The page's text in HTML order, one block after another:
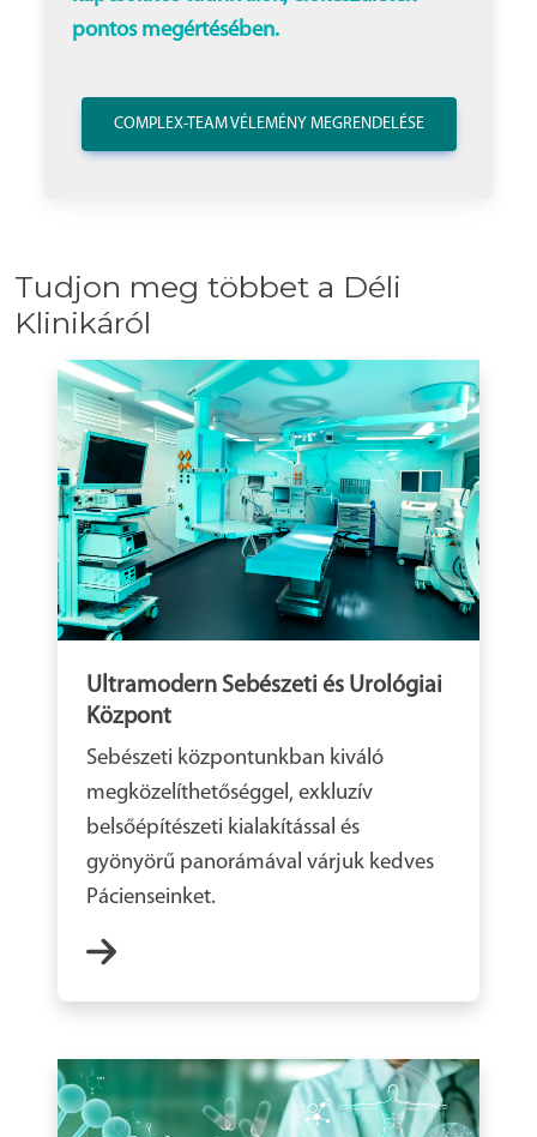
pontos megértésében.
COMPLEX-TEAM VÉLEMÉNY MEGRENDELÉSE
Tudjon meg többet a Déli
Klinikáról
Ultramodern Sebészeti és Urológiai
Központ
Sebészeti központunkban kiváló
megközelíthetőséggel, exkluzív
belsőépítészeti kialakítással és
gyönyörű panorámával várjuk kedves
Pácienseinket.